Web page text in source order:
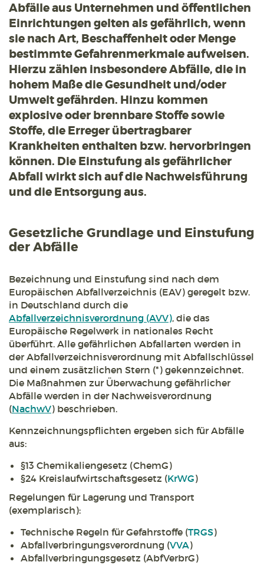
Abfälle aus Unternehmen und öffentlichen
Einrichtungen gelten als gefährlich, wenn
sie nach Art, Beschaffenheit oder Menge
bestimmte Gefahrenmerkmale aufweisen.
Hierzu zählen insbesondere Abfälle, die in
hohem Maße die Gesundheit und/oder
Umwelt gefährden. Hinzu kommen
explosive oder brennbare Stoffe sowie
Stoffe, die Erreger übertragbarer
Krankheiten enthalten bzw. hervorbringen
können. Die Einstufung als gefährlicher
Abfall wirkt sich auf die Nachweisführung
und die Entsorgung aus.
Gesetzliche Grundlage und Einstufung
der Abfälle
Bezeichnung und Einstufung sind nach dem
Europäischen Abfallverzeichnis (EAV) geregelt bzw.
in Deutschland durch die
Abfallverzeichnisverordnung (AVV), die das
Europäische Regelwerk in nationales Recht
überführt. Alle gefährlichen Abfallarten werden in
der Abfallverzeichnisverordnung mit Abfallschlüssel
und einem zusätzlichen Stern (*) gekennzeichnet.
Die Maßnahmen zur Überwachung gefährlicher
Abfälle werden in der Nachweisverordnung
(NachwV) beschrieben.
Kennzeichnungspflichten ergeben sich für Abfälle
aus:
§13 Chemikaliengesetz (ChemG)
§24 Kreislaufwirtschaftsgesetz (KrWG)
Regelungen für Lagerung und Transport
(exemplarisch):
Technische Regeln für Gefahrstoffe (TRGS)
Abfallverbringungsverordnung (VVA)
Abfallverbringungsgesetz (AbfVerbrG)